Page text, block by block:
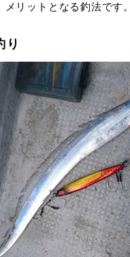
メリットとなる釣法です。
り